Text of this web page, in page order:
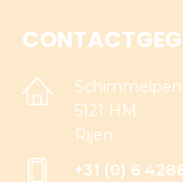
5121 HM
Rijen
+31 (0) 6